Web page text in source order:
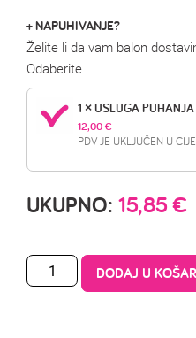
+ NAPUHIVANJE?
Želite li da vam balon
Odaberite.
1 × USLUGA
12,00 €
PDV JE UKLJUČEN U
UKUPNO: 15,85€
DODAJ U